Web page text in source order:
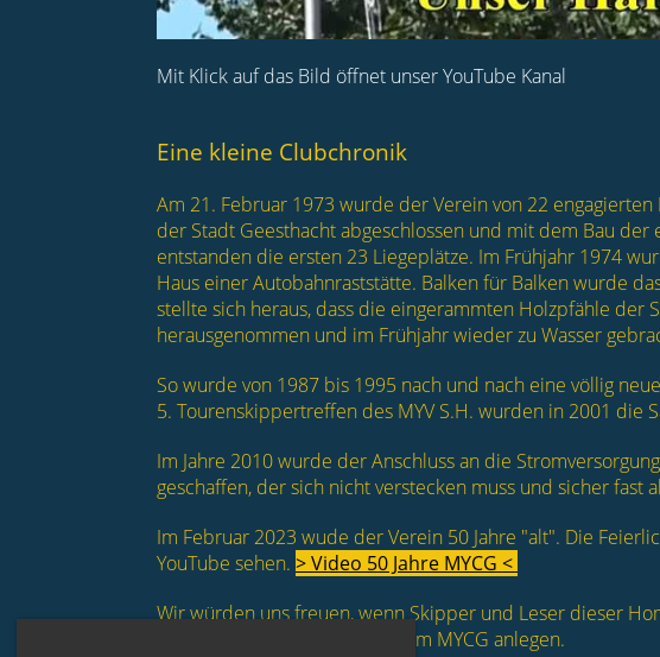
Mit Klick auf das Bild öffnet unser YouTube Kanal
Eine kleine Clubchronik
Am 21. Februar 1973 wurde der Verein von 22
der Stadt Geesthacht abgeschlossen und mit dem Bau
entstanden die ersten 23 Liegeplätze. Im Frühjahr 1974
Haus einer Autobahnraststätte. Balken für Balken wurde
stellte sich heraus, dass die eingerammten Holzpfähle der
herausgenommen und im Frühjahr wieder zu Wasser
So wurde von 1987 bis 1995 nach und nach eine völlig
5. Tourenskippertreffen des MYV S.H. wurden in 2001
Im Jahre 2010 wurde der Anschluss an die
geschaffen, der sich nicht verstecken muss und sicher fast
Im Februar 2023 wude der Verein 50 Jahre "alt". Die
YouTube sehen. > Video 50 Jahre MYCG <
Wirwürden uns freuen, wenn Skipper und Leser dieser
Schleuseninsel Geesthacht beim MYCG anlegen.